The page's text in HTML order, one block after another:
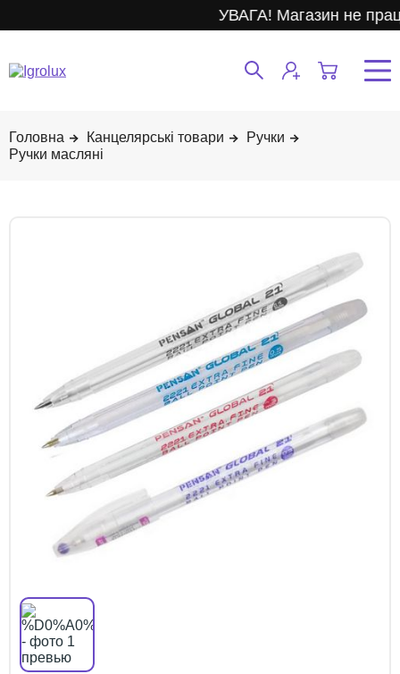
УВАГА! Магазин не
Канцелярські товари
Ручки
Ручки масляні